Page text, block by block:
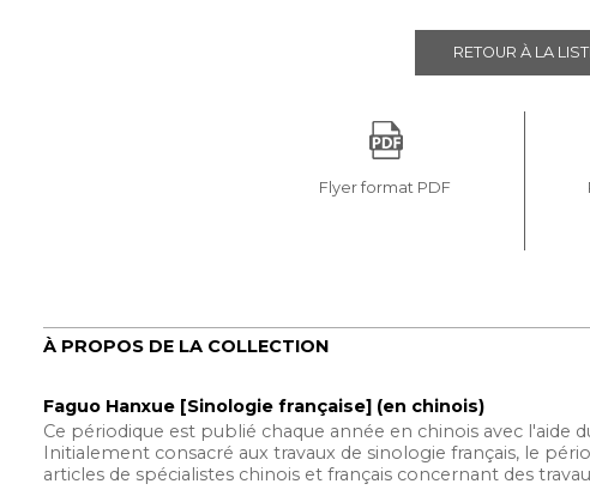
RETOUR À LA
Flyer format PDF
À PROPOS DE LA COLLECTION
Faguo Hanxue [Sinologie française] (en chinois)
Ce périodique est publié chaque année en chinois avec l'aide
Initialement consacré aux travaux de sinologie français, le
articles de spécialistes chinois et français concernant des